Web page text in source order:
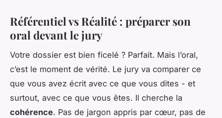
Référentiel vs Réalité : préparer son
oral devant le jury
Votre dossier est bien ficelé ? Parfait. Mais l’oral,
c’est le moment de vérité. Le jury va comparer ce
que vous avez écrit avec ce que vous dites - et
surtout, avec ce que vous êtes. Il cherche la
cohérence. Pas de jargon appris par cœur, pas de